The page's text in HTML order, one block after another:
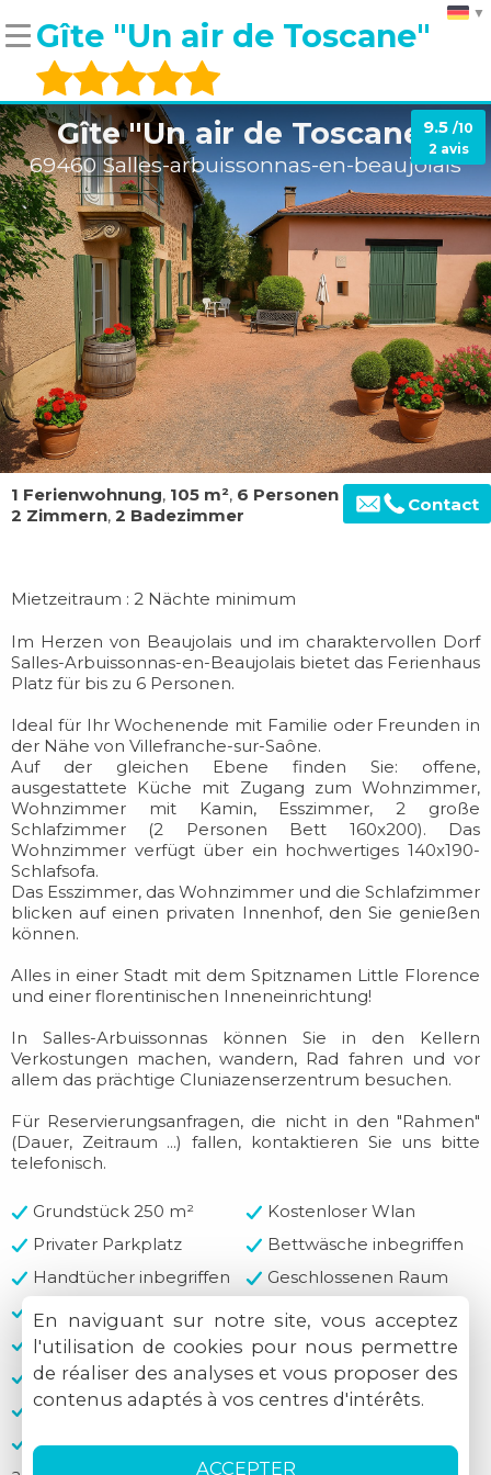
Gîte "Un air de Toscane"
Gîte "Un air de Toscane"
69460 Salles-arbuissonnas-en-beaujolais
9.5 /10
2 avis
Contact
1 Ferienwohnung, 105 m², 6 Personen
2 Zimmern, 2 Badezimmer
Mietzeitraum : 2 Nächte minimum
Im Herzen von Beaujolais und im charaktervollen Dorf
Salles-Arbuissonnas-en-Beaujolais bietet das Ferienhaus
Platz für bis zu 6 Personen.
Ideal für Ihr Wochenende mit Familie oder Freunden in
der Nähe von Villefranche-sur-Saône.
Auf der gleichen Ebene finden Sie: offene,
ausgestattete Küche mit Zugang zum Wohnzimmer,
Wohnzimmer mit Kamin, Esszimmer, 2 große
Schlafzimmer (2 Personen Bett 160x200). Das
Wohnzimmer verfügt über ein hochwertiges 140x190-
Schlafsofa.
Das Esszimmer, das Wohnzimmer und die Schlafzimmer
blicken auf einen privaten Innenhof, den Sie genießen
können.
Alles in einer Stadt mit dem Spitznamen Little Florence
und einer florentinischen Inneneinrichtung!
In Salles-Arbuissonnas können Sie in den Kellern
Verkostungen machen, wandern, Rad fahren und vor
allem das prächtige Cluniazenserzentrum besuchen.
Für Reservierungsanfragen, die nicht in den "Rahmen"
(Dauer, Zeitraum ...) fallen, kontaktieren Sie uns bitte
telefonisch.
Grundstück 250 m²
Kostenloser Wlan
Privater Parkplatz
Bettwäsche inbegriffen
Handtücher inbegriffen
Geschlossenen Raum
Werkzeuge
Fahrradstrecken
Garage
Schuppen
Geschlossener Parkplatz
Wanderpfade
Bargeld
Scheck angenommen
Kreditkarte nicht
Geldüberweisung
En naviguant sur notre site, vous acceptez
l'utilisation de cookies pour nous permettre
de réaliser des analyses et vous proposer des
contenus adaptés à vos centres d'intérêts.
ACCEPTER